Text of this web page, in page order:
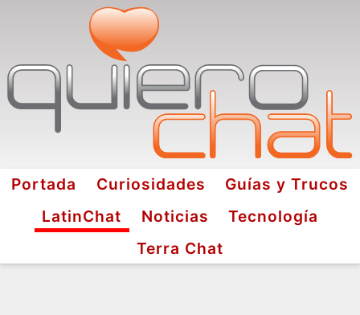
Portada Curiosidades
Guías y Trucos
LatinChat
Noticias
Tecnología
Terra Chat